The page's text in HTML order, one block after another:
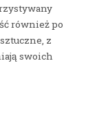
również po
z
swoich